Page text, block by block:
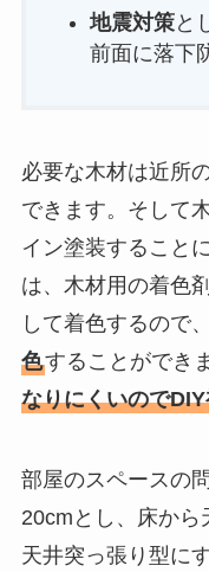
地震対策と
前面に落下
必要な木材は近所
できます。そして
イン塗装すること
は、木材用の着色
して着色するので、
色することができ
なりにくいので
部屋のスペースの
20cmとし、床から
天井突っ張り型に